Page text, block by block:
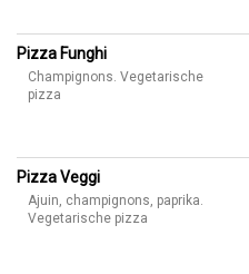
Pizza Funghi
Champignons. Vegetarische
pizza
Pizza Veggi
Ajuin, champignons, paprika.
Vegetarische pizza